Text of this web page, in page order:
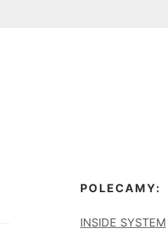
POLECAMY:
INSIDE SYSTEM